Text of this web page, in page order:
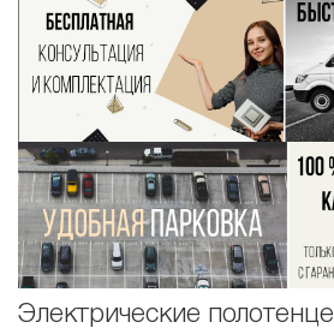
Электрические